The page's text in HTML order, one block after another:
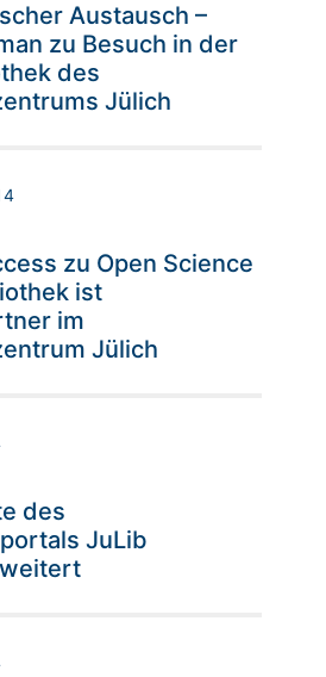
Austausch –
zu Besuch in der
des
Jülich
zu Open Science
ist
im
Jülich
des
JuLib